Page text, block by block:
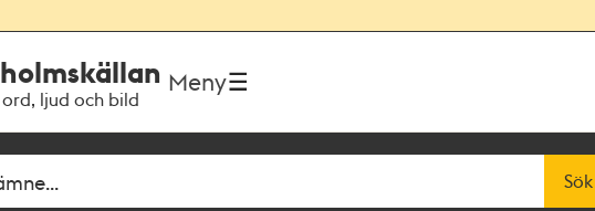
ljud och bild
Meny
Sök